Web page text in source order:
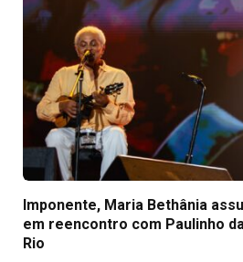
Imponente, Maria Bethânia
em reencontro com Paulinho
Rio